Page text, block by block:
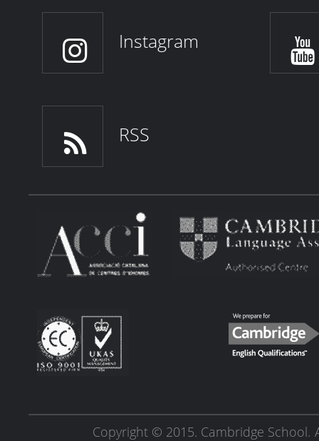
Instagram
RSS
Copyright © 2015. Cambridge School.